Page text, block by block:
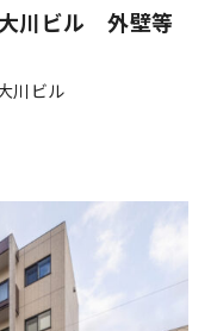
川ビル 外壁等
川ビル